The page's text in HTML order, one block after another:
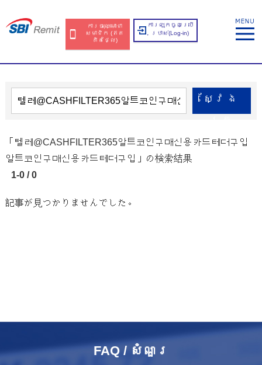
ការចុះឈ្មោះជា
សមាជិក​​ (ឥត​
គិត​ថ្លៃ​)
ការឡុកចូលប្រើ
ប្រាស់​(Log-in)
ស្វែង​
「텔레@CASHFILTER365알트코인구매신용카드테더구입
알트코인구매신용카드테더구입」の検索結果
1-0 / 0
記事が見つかりませんでした。
FAQ / សំណួរ​